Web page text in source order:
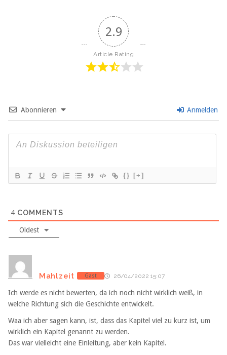
2.9
Article Rating
Abonnieren Anmelden
{} [+]
4 COMMENTS
Oldest
Mahlzeit Gast 26/04/2022 15:07
Ich werde es nicht bewerten, da ich noch nicht wirklich weiß, in
welche Richtung sich die Geschichte entwickelt.
Waa ich aber sagen kann, ist, dass das Kapitel viel zu kurz ist, um
wirklich ein Kapitel genannt zu werden.
Das war vielleicht eine Einleitung, aber kein Kapitel.